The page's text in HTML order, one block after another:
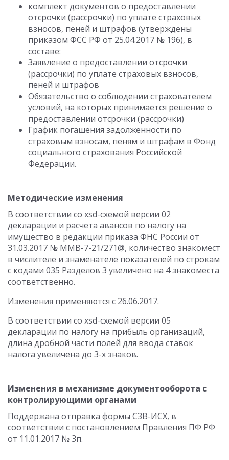
комплект документов о предоставлении
отсрочки (рассрочки) по уплате страховых
взносов, пеней и штрафов (утверждены
приказом ФСС РФ от 25.04.2017 № 196), в
составе:
Заявление о предоставлении отсрочки
(рассрочки) по уплате страховых взносов,
пеней и штрафов
Обязательство о соблюдении страхователем
условий, на которых принимается решение о
предоставлении отсрочки (рассрочки)
График погашения задолженности по
страховым взносам, пеням и штрафам в Фонд
социального страхования Российской
Федерации.
Методические изменения
В соответствии со xsd-схемой версии 02
декларации и расчета авансов по налогу на
имущество в редакции приказа ФНС России от
31.03.2017 № ММВ-7-21/271@, количество знакомест
в числителе и знаменателе показателей по строкам
с кодами 035 Разделов 3 увеличено на 4 знакоместа
соответственно.
Изменения применяются с 26.06.2017.
В соответствии со xsd-схемой версии 05
декларации по налогу на прибыль организаций,
длина дробной части полей для ввода ставок
налога увеличена до 3-х знаков.
Изменения в механизме документооборота с
контролирующими органами
Поддержана отправка формы СЗВ-ИСХ, в
соответствии с постановлением Правления ПФ РФ
от 11.01.2017 № 3п.